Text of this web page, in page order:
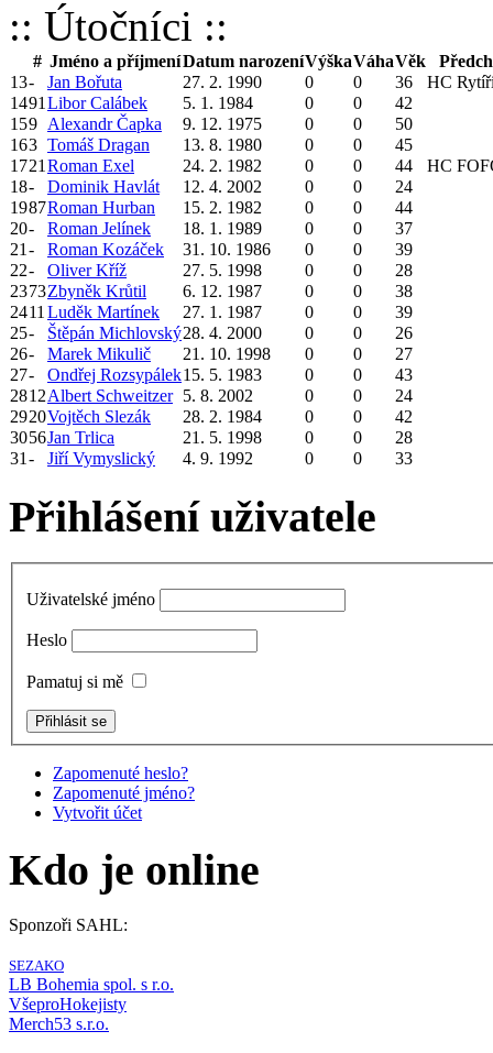
:: Útočníci ::
# Jméno a příjmeníDatum narozeníVýškaVáhaVěk
13- Jan Bořuta 27. 2. 1990 0 0 36
HC
1491 Libor Calábek 5. 1. 1984 0 0
42
159 Alexandr Čapka 9. 12. 1975 0 0
50
163 Tomáš Dragan 13. 8. 1980 0 0
45
1721 Roman Exel 24. 2. 1982 0 0 44
HC
18- Dominik Havlát 12. 4. 2002 0 0
24
1987Roman Hurban 15. 2. 1982 0 0
44
20- Roman Jelínek 18. 1. 1989 0 0
37
21 - Roman Kozáček 31. 10. 1986 0 0
39
22- Oliver Kříž 27. 5. 1998 0 0
28
2373Zbyněk Krůtil 6. 12. 1987 0 0
38
2411 Luděk Martínek 27. 1. 1987 0 0
39
25- Štěpán Michlovský28. 4. 2000 0 0
26
26- Marek Mikulič 21. 10. 1998 0 0
27
27- Ondřej Rozsypálek15. 5. 1983 0 0
43
2812Albert Schweitzer 5. 8. 2002 0 0
24
2920Vojtěch Slezák 28. 2. 1984 0 0
42
3056Jan Trlica 21. 5. 1998 0 0
28
31 - Jiří Vymyslický 4. 9. 1992 0 0 33
Přihlášení uživatele
Uživatelské jméno
Heslo
Pamatuj si mě
Zapomenuté heslo?
Zapomenuté jméno?
Vytvořit účet
Kdo je online
Sponzoři SAHL:
SEZAKO
LB Bohemia spol. s r.o.
VšeproHokejisty
Merch53 s.r.o.